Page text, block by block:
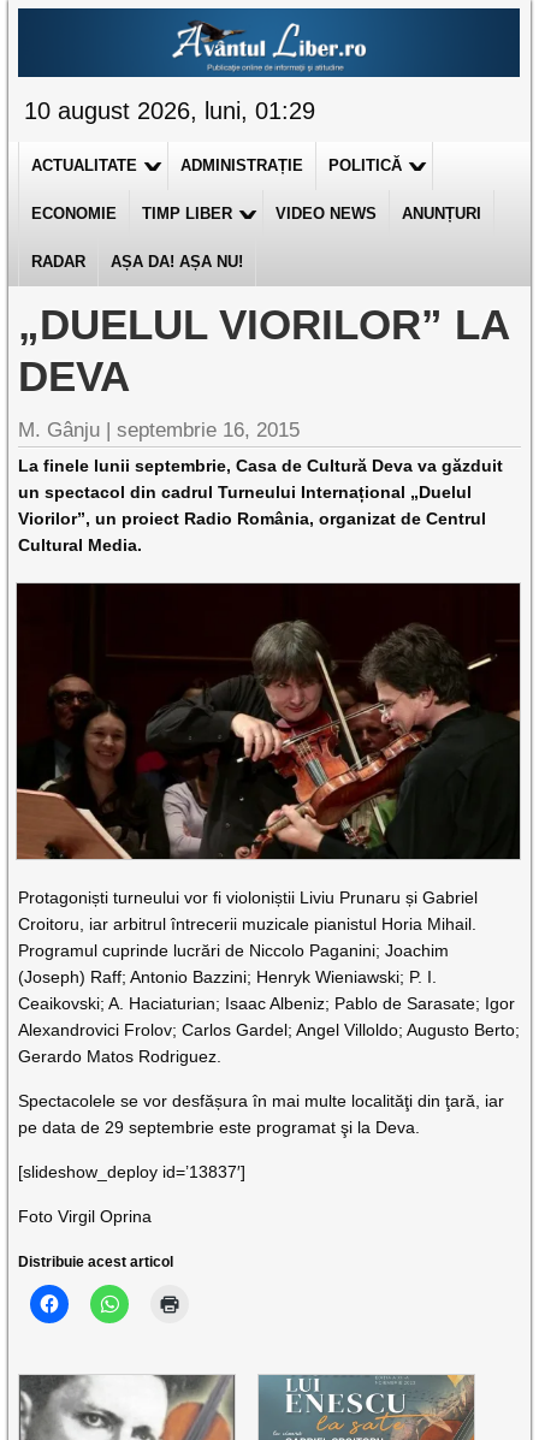
10 august 2026, luni, 01:29
ACTUALITATE ADMINISTRAȚIE POLITICĂ
ECONOMIE TIMP LIBER VIDEO NEWS ANUNȚURI
RADAR AȘA DA! AȘA NU!
„DUELUL VIORILOR” LA
DEVA
M. Gânju |septembrie 16, 2015
La finele lunii septembrie, Casa de Cultură Deva va găzduit
un spectacol din cadrul Turneului Internațional „Duelul
Viorilor”, un proiect Radio România, organizat de Centrul
Cultural Media.
Protagoniști turneului vor fi violoniștii Liviu Prunaru și Gabriel
Croitoru, iar arbitrul întrecerii muzicale pianistul Horia Mihail.
Programul cuprinde lucrări de Niccolo Paganini; Joachim
(Joseph) Raff; Antonio Bazzini; Henryk Wieniawski; P. I.
Ceaikovski; A. Haciaturian; Isaac Albeniz; Pablo de Sarasate; Igor
Alexandrovici Frolov; Carlos Gardel; Angel Villoldo; Augusto Berto;
Gerardo Matos Rodriguez.
Spectacolele se vor desfășura în mai multe localităţi din ţară, iar
pe data de 29 septembrie este programat şi la Deva.
[slideshow_deploy id=’13837′]
Foto Virgil Oprina
Distribuie acest articol